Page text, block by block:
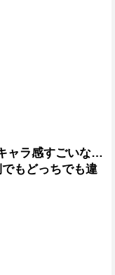
ャラ感すごいな…
もどっちでも違